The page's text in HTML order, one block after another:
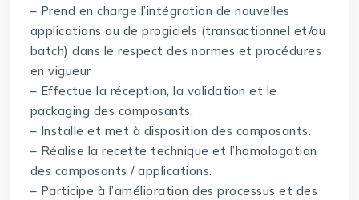
– Prend en charge l’intégration de nouvelles
applications ou de progiciels (transactionnel et/ou
batch) dans le respect des normes et procédures
en vigueur
– Effectue la réception, la validation et le
packaging des composants.
– Installe et met à disposition des composants.
– Réalise la recette technique et l’homologation
des composants / applications.
– Participe à l’amélioration des processus et des